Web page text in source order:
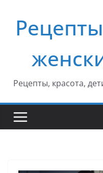
содержимому
Рецепты, красота,